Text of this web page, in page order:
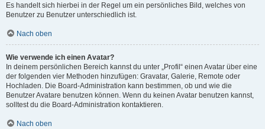
Es handelt sich hierbei in der Regel um ein persönliches Bild, welches von
Benutzer zu Benutzer unterschiedlich ist.
Nach oben
Wie verwende ich einen Avatar?
In deinem persönlichen Bereich kannst du unter „Profil“ einen Avatar über eine
der folgenden vier Methoden hinzufügen: Gravatar, Galerie, Remote oder
Hochladen. Die Board-Administration kann bestimmen, ob und wie die
Benutzer Avatare benutzen können. Wenn du keinen Avatar benutzen kannst,
solltest du die Board-Administration kontaktieren.
Nach oben